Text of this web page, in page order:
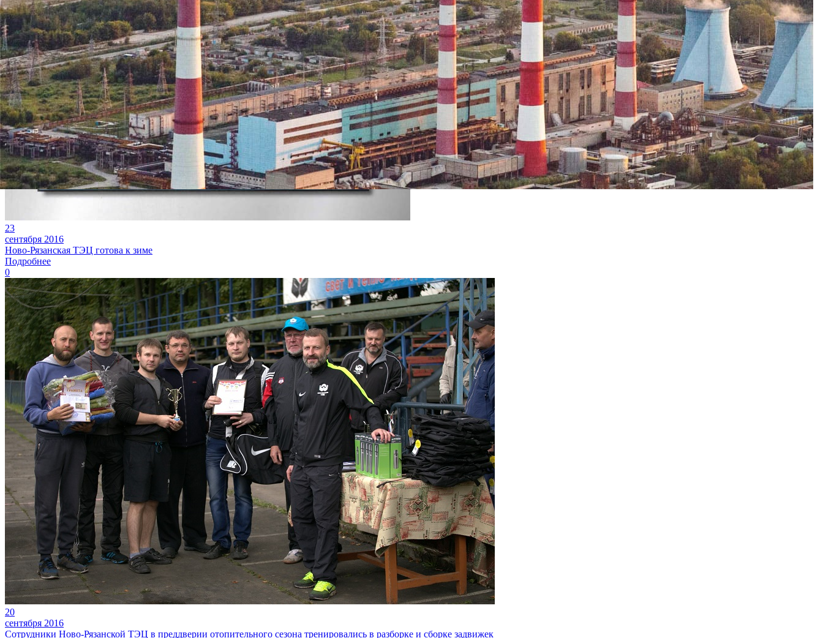
23
сентября 2016
Ново-Рязанская ТЭЦ готова к зиме
Подробнее
0
20
сентября 2016
Сотрудники Ново-Рязанской ТЭЦ в преддверии отопительного сезона тренировались в разборке и сборке задвижек